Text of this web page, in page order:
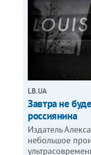
LB.UA
Завтра не
россиянина
Издатель
небольшое